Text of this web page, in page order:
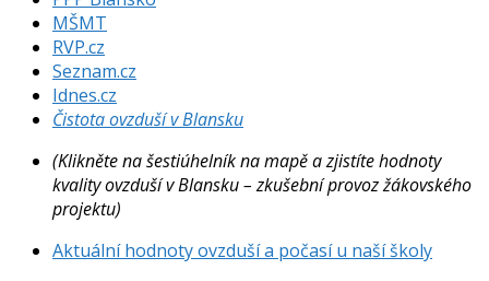
MŠMT
RVP.cz
Seznam.cz
Idnes.cz
Čistota ovzduší v Blansku
(Klikněte na šestiúhelník na mapě a zjistíte hodnoty
kvality ovzduší v Blansku – zkušební provoz žákovského
projektu)
Aktuální hodnoty ovzduší a počasí u naší školy